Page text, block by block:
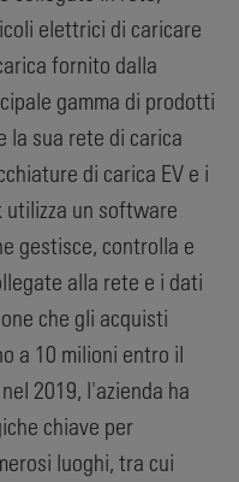
elettrici di caricare
fornito dalla
gamma di prodotti
la sua rete di carica
di carica EV e i
utilizza un software
gestisce, controlla e
alla rete e i dati
che gli acquisti
a 10 milioni entro il
2019, l'azienda ha
chiave per
luoghi, tra cui